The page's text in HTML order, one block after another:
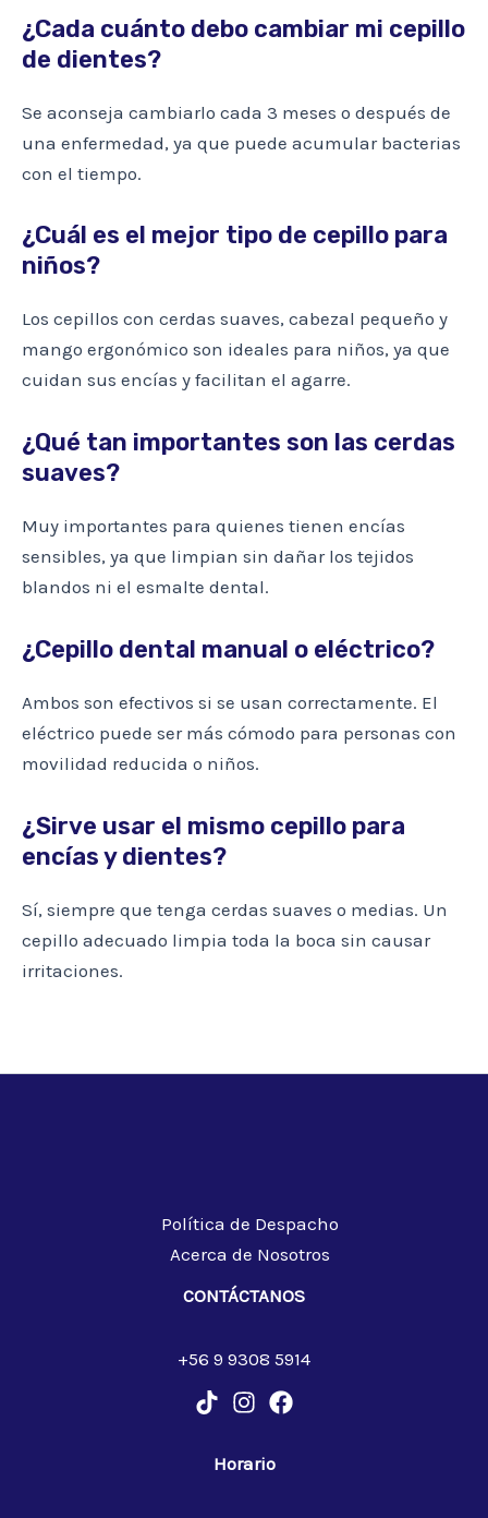
¿Cada cuánto debo cambiar mi cepillo
de dientes?
Se aconseja cambiarlo cada 3 meses o después de
una enfermedad, ya que puede acumular bacterias
con el tiempo.
¿Cuál es el mejor tipo de cepillo para
niños?
Los cepillos con cerdas suaves, cabezal pequeño y
mango ergonómico son ideales para niños, ya que
cuidan sus encías y facilitan el agarre.
¿Qué tan importantes son las cerdas
suaves?
Muy importantes para quienes tienen encías
sensibles, ya que limpian sin dañar los tejidos
blandos ni el esmalte dental.
¿Cepillo dental manual o eléctrico?
Ambos son efectivos si se usan correctamente. El
eléctrico puede ser más cómodo para personas con
movilidad reducida o niños.
¿Sirve usar el mismo cepillo para
encías y dientes?
Sí, siempre que tenga cerdas suaves o medias. Un
cepillo adecuado limpia toda la boca sin causar
irritaciones.
Política de Despacho
Acerca de Nosotros
CONTÁCTANOS
+56 9 9308 5914
Horario